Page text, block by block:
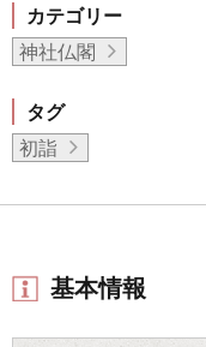
カテゴリー
神社仏閣
タグ
初詣
基本情報